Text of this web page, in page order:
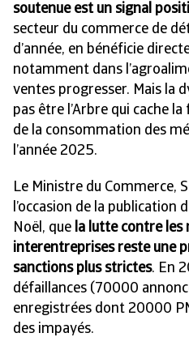
soutenue est un signal
secteur du commerce de
d’année, en bénéficie
notamment dans
ventes progresser. Mais la
pas être l’Arbre qui cache
de la consommation des
l’année 2025.
Le Ministre du Commerce,
l’occasion de la publication
Noël, que la lutte contre les
interentreprises reste une
sanctions plus strictes. En
défaillances (70000
enregistrées dont 20000
des impayés.